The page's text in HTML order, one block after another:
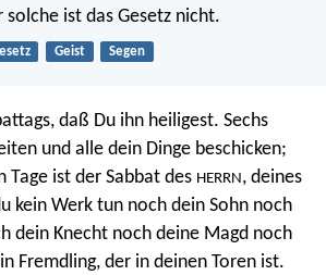
solche ist das Gesetz nicht.
Geist Segen
daß Du ihn heiligest. Sechs
und alle dein Dinge beschicken;
Tage ist der Sabbat des HERRN, deines
kein Werk tun noch dein Sohn noch
dein Knecht noch deine Magd noch
Fremdling, der in deinen Toren ist.